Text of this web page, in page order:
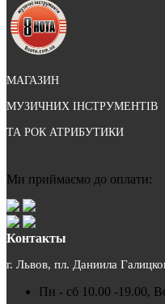
МАГАЗИН
МУЗИЧНИХ ІНСТРУМЕНТІВ
ТА РОК АТРИБУТИКИ
Ми приймаємо до оплати:
Контакты
г. Львов, пл. Даниила
Пн - сб 10.00 -19.00,